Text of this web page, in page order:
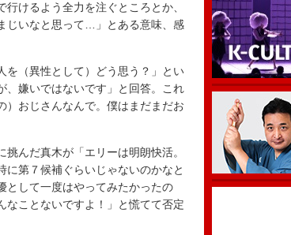
けるよう全力を注ぐところとか、
じいなと思って…」とある意味、感
（異性として）どう思う？」とい
、嫌いではないです」と回答。これ
）おじさんなんで。僕はまだまだお
んだ真木が「エリーは明朗快活。
第７候補ぐらいじゃないのかなと
として一度はやってみたかったの
なことないですよ！」と慌てて否定